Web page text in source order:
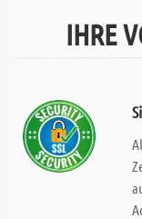
IHRE